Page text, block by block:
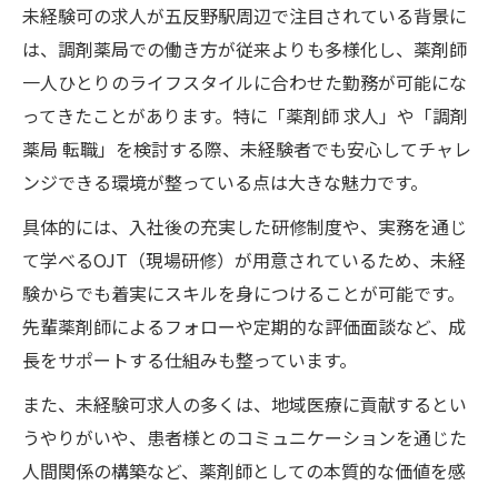
未経験可の求人が五反野駅周辺で注目されている背景に
は、調剤薬局での働き方が従来よりも多様化し、薬剤師
一人ひとりのライフスタイルに合わせた勤務が可能にな
ってきたことがあります。特に「薬剤師 求人」や「調剤
薬局 転職」を検討する際、未経験者でも安心してチャレ
ンジできる環境が整っている点は大きな魅力です。
具体的には、入社後の充実した研修制度や、実務を通じ
て学べるOJT（現場研修）が用意されているため、未経
験からでも着実にスキルを身につけることが可能です。
先輩薬剤師によるフォローや定期的な評価面談など、成
長をサポートする仕組みも整っています。
また、未経験可求人の多くは、地域医療に貢献するとい
うやりがいや、患者様とのコミュニケーションを通じた
人間関係の構築など、薬剤師としての本質的な価値を感